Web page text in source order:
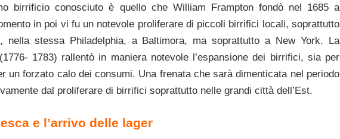
birrificio conosciuto è quello che William Frampton fondò nel 1685 a
in poi vi fu un notevole proliferare di piccoli birrifici locali, soprattutto
nella stessa Philadelphia, a Baltimora, ma soprattutto a New York. La
1783) rallentò in maniera notevole l’espansione dei birrifici, sia per
un forzato calo dei consumi. Una frenata che sarà dimenticata nel periodo
dal proliferare di birrifici soprattutto nelle grandi città dell’Est.
e l’arrivo delle lager